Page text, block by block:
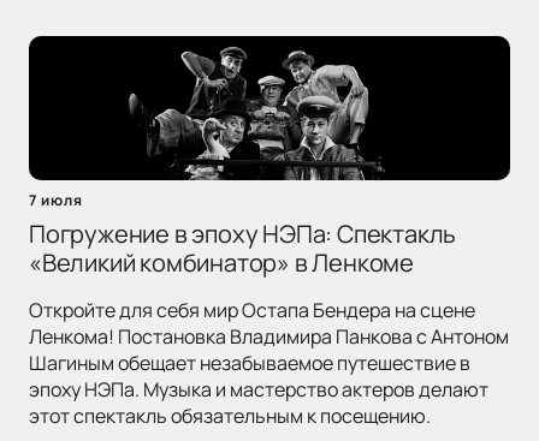
7 июля
Погружение в эпоху НЭПа: Спектакль
«Великий комбинатор» в Ленкоме
Откройте для себя мир Остапа Бендера на сцене
Ленкома! Постановка Владимира Панкова с Антоном
Шагиным обещает незабываемое путешествие в
эпоху НЭПа. Музыка и мастерство актеров делают
этот спектакль обязательным к посещению.